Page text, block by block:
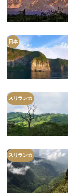
日本
スリランカ
スリランカ